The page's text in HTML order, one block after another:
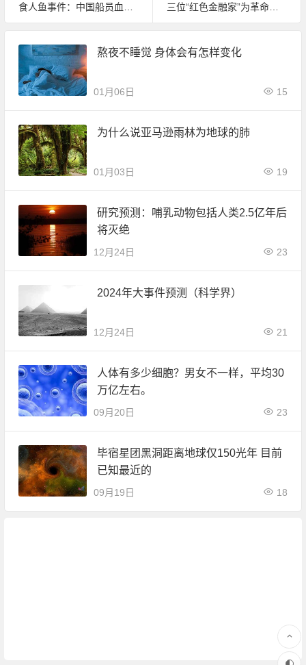
食人鱼事件：中国船员血战亚马孙食人鱼！
三位“红色金融家”为革命军队当家理财：每一枚铜板都用在刀刃上
熬夜不睡觉 身体会有怎样变化
01月06日 15
为什么说亚马逊雨林为地球的肺
01月03日 19
研究预测：哺乳动物包括人类2.5亿年后
将灭绝
12月24日 23
2024年大事件预测（科学界）
12月24日 21
人体有多少细胞？男女不一样，平均30
万亿左右。
09月20日 23
毕宿星团黑洞距离地球仅150光年 目前
已知最近的
09月19日 18